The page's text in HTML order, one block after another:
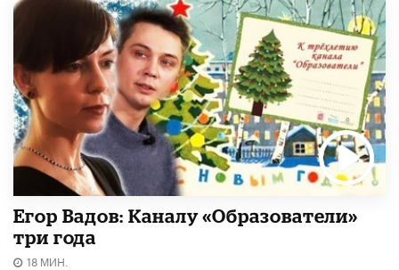
Егор Вадов: Каналу «Образователи»
три года
18 МИН.